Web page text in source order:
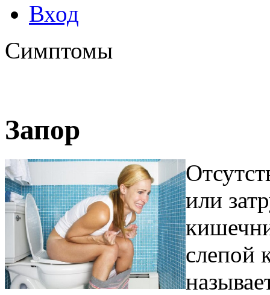
Вход
Симптомы
Запор
или
слепой